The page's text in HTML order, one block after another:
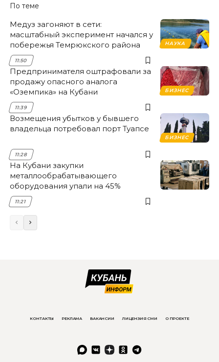
По теме
НАУКА
Медуз загоняют в сети:
масштабный эксперимент начался у
побережья Темрюкского района
11:50
БИЗНЕС
Предпринимателя оштрафовали за
продажу опасного аналога
«Оземпика» на Кубани
11:39
БИЗНЕС
Возмещения убытков у бывшего
владельца потребовал порт Туапсе
11:28
На Кубани закупки
металлообрабатывающего
оборудования упали на 45%
11:21
КОНТАКТЫ РЕКЛАМА ВАКАНСИИ ЛИЦЕНЗИЯ СМИ О ПРОЕКТЕ